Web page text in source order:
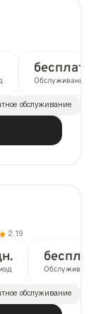
Обслуживание
обслуживание
2.19
обслуживание